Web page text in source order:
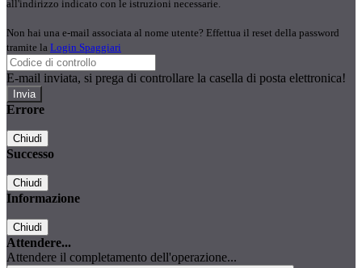
all'indirizzo indicato con le istruzioni necessarie.
Non hai una e-mail associata al nome utente? Effettua il reset della password
tramite la Login Spaggiari
E-mail inviata, si prega di controllare la casella di posta elettronica!
Errore
Chiudi
Successo
Chiudi
Informazione
Chiudi
Attendere...
Attendere il completamento dell'operazione...